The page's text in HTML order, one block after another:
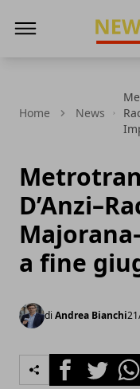
Home News
a fine
di Andrea Bianchi
FacebookTwitter